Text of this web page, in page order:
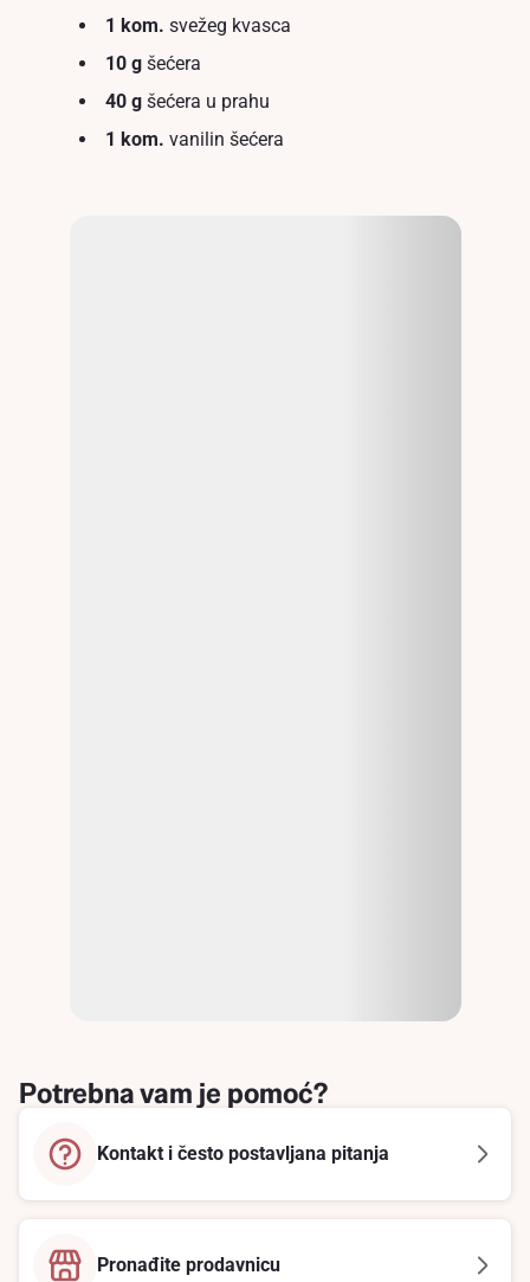
1 kom. svežeg kvasca
10 gšećera
40 gšećera u prahu
1 kom. vanilin šećera
Potrebna vam je pomoć?
Kontakt i često postavljana pitanja
Pronađite prodavnicu